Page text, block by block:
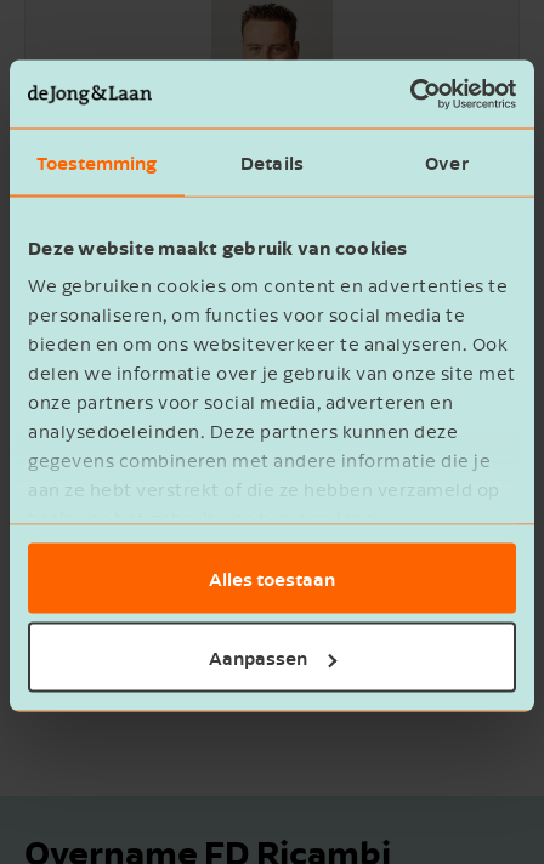
Toestemming Details Over
Deze website maakt gebruik van cookies
We gebruiken cookies om content en advertenties te
personaliseren, om functies voor social media te
bieden en om ons websiteverkeer te analyseren. Ook
delen we informatie over je gebruik van onze site met
onze partners voor social media, adverteren en
analysedoeleinden. Deze partners kunnen deze
gegevens combineren met andere informatie die je
aan ze hebt verstrekt of die ze hebben verzameld op
basis van het gebruik van hun services.
Alles toestaan
Aanpassen
Jeroen Martens
Specialist op het gebied van fusies en
overnames
Ik ben Jeroen Martens en ik adviseer en begeleid sinds
2006 fusies en overnames. Het contact met jou als
ondernemer vind ik het leukste: het gaat om de droom
of visie die jij als ondernemer hebt, de realisatie en het
succes ervan. Fusies en overnames zijn complexe
processen, waarbij een ervaren adviseur en begeleider
veel toegevoegde waarde kan bieden. Met mijn kennis
Neem contact op
Overname FD Ricambi